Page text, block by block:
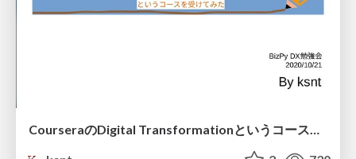
CourseraのDigital Transformationというコースを受けてみた